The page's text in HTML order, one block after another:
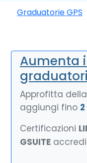
Graduatorie GPS
Aumenta
Approfitta
aggiungi fino
Certificazioni
GSUITE